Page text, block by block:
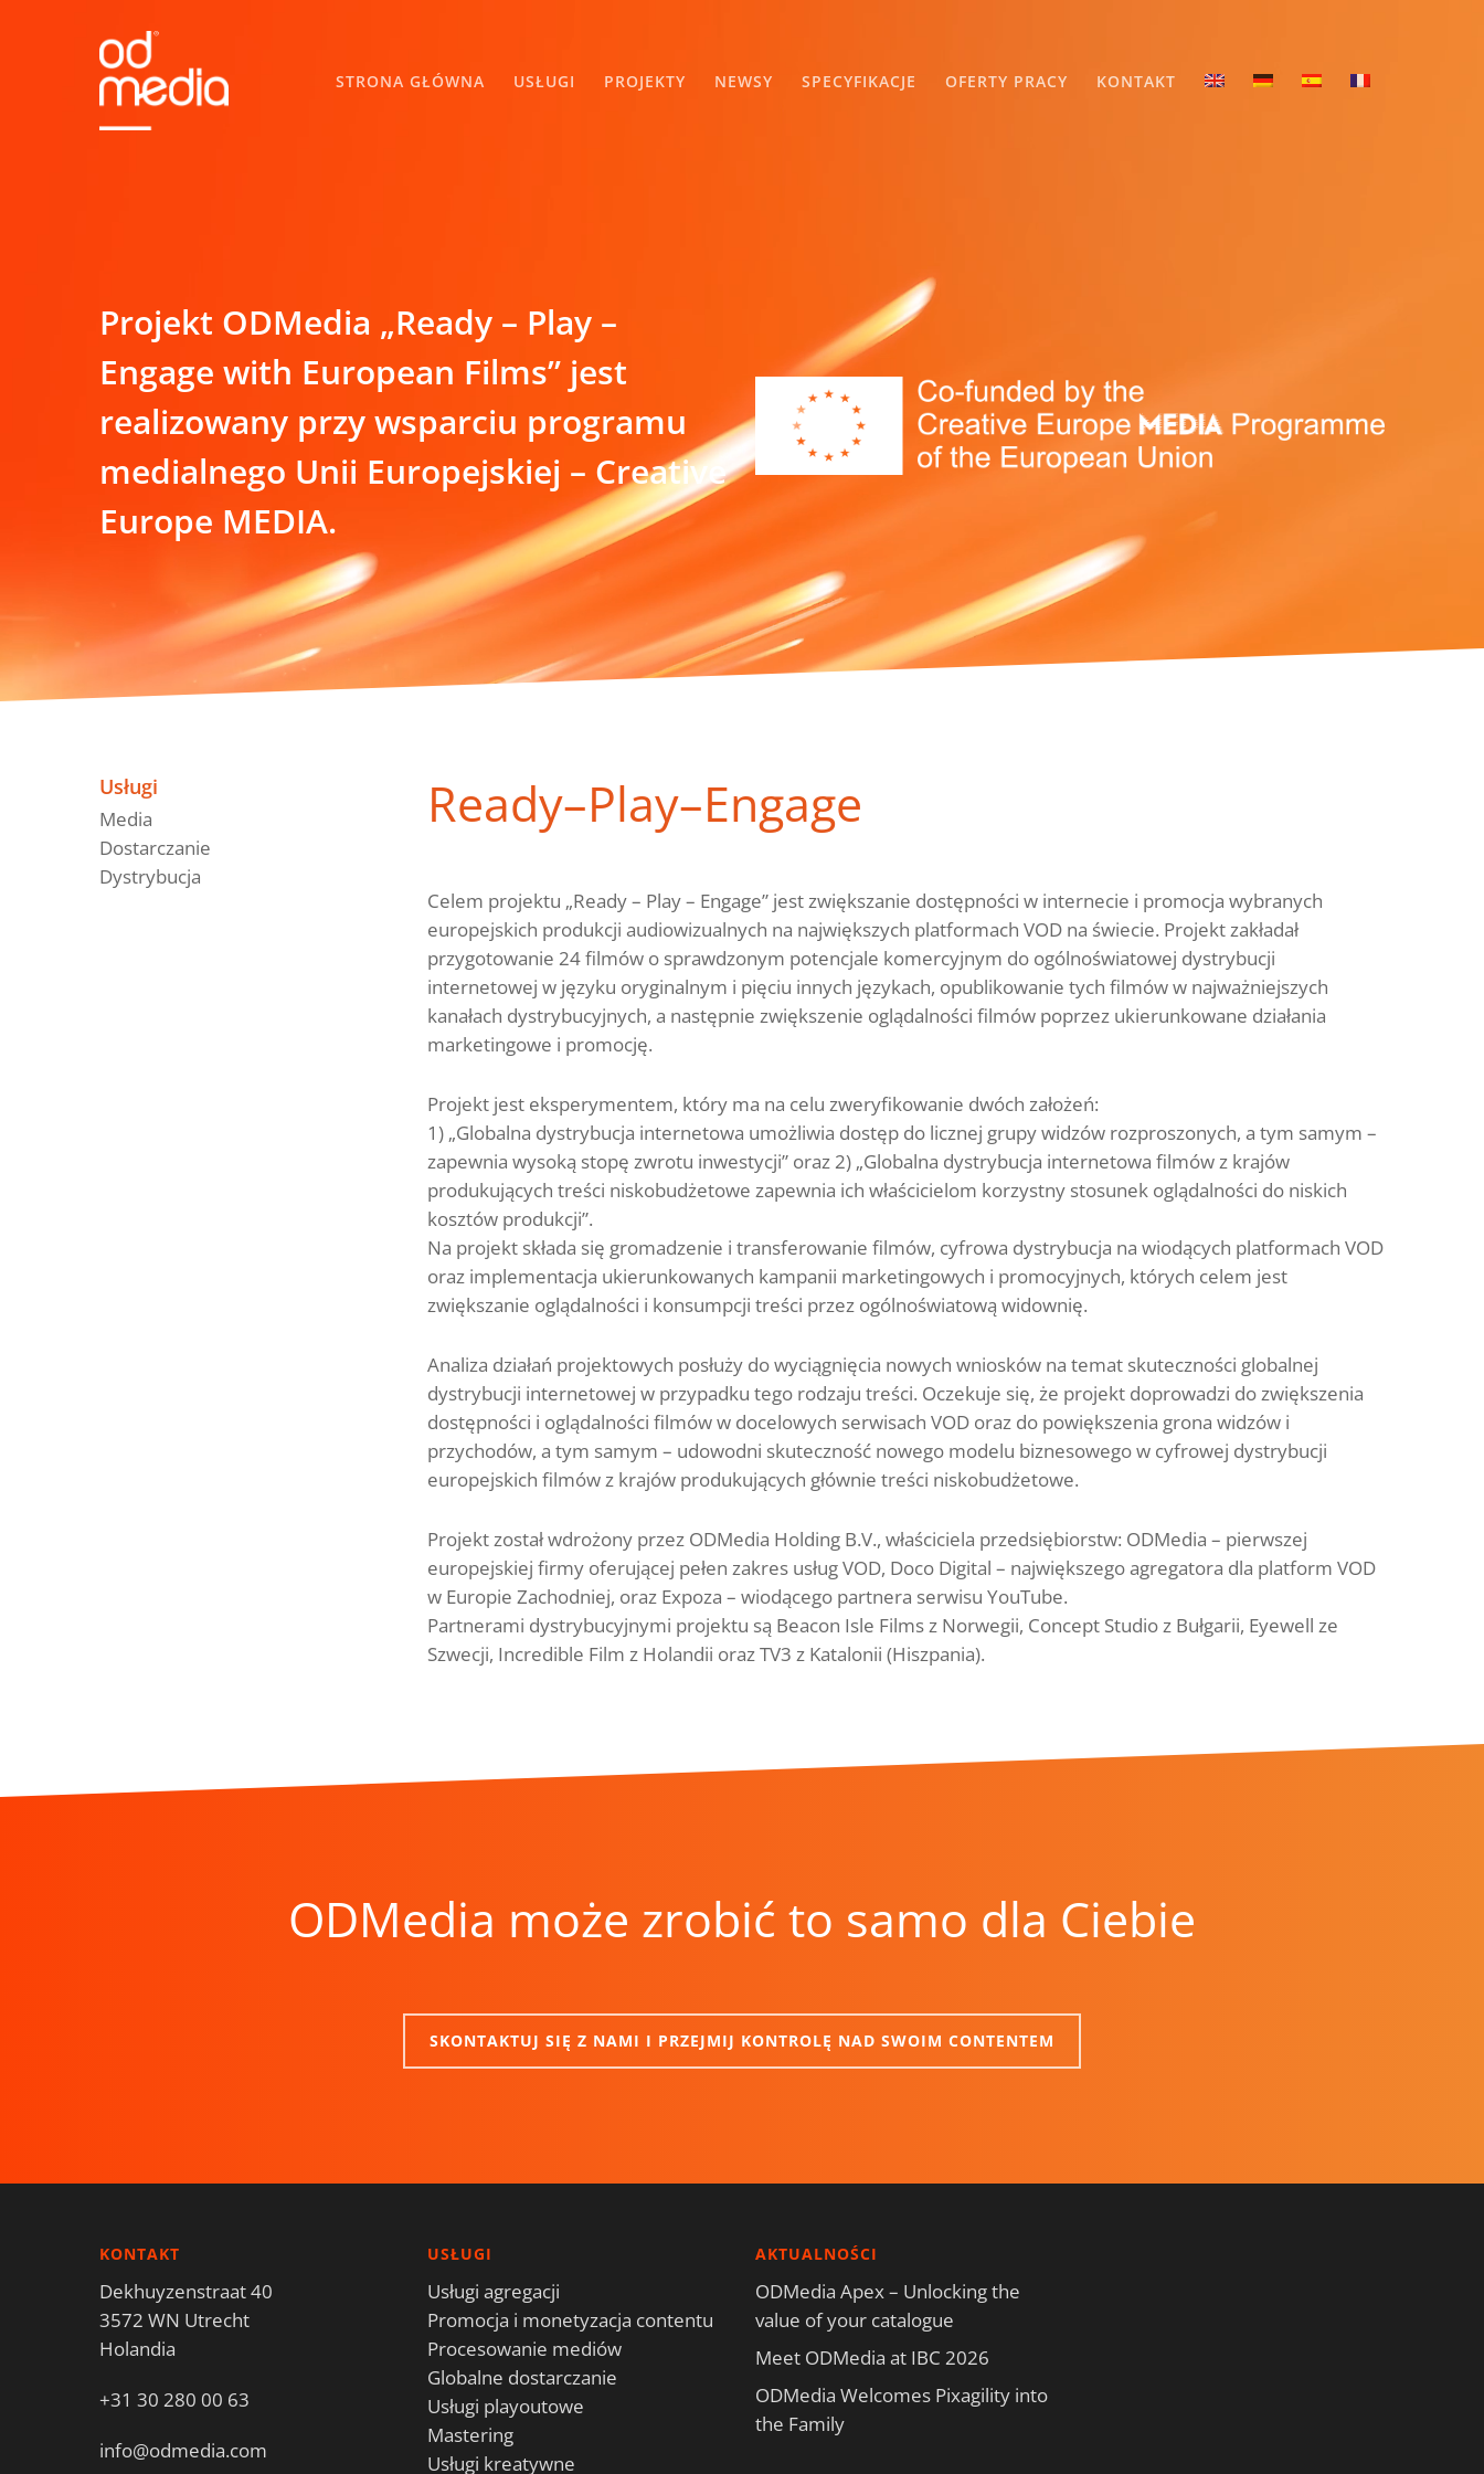
STRONA GŁÓWNA USŁUGI PROJEKTY NEWSY SPECYFIKACJE OFERTY PRACY KONTAKT
Projekt ODMedia „Ready – Play –
Engage with European Films” jest
realizowany przy wsparciu programu
medialnego Unii Europejskiej – Creative
Europe MEDIA.
Usługi
Media
Dostarczanie
Dystrybucja
Ready–Play–Engage
Celem projektu „Ready – Play – Engage” jest zwiększanie dostępności w internecie i promocja wybranych
europejskich produkcji audiowizualnych na największych platformach VOD na świecie. Projekt zakładał
przygotowanie 24 filmów o sprawdzonym potencjale komercyjnym do ogólnoświatowej dystrybucji
internetowej w języku oryginalnym i pięciu innych językach, opublikowanie tych filmów w najważniejszych
kanałach dystrybucyjnych, a następnie zwiększenie oglądalności filmów poprzez ukierunkowane działania
marketingowe i promocję.
Projekt jest eksperymentem, który ma na celu zweryfikowanie dwóch założeń:
1) „Globalna dystrybucja internetowa umożliwia dostęp do licznej grupy widzów rozproszonych, a tym samym –
zapewnia wysoką stopę zwrotu inwestycji” oraz 2) „Globalna dystrybucja internetowa filmów z krajów
produkujących treści niskobudżetowe zapewnia ich właścicielom korzystny stosunek oglądalności do niskich
kosztów produkcji”.
Na projekt składa się gromadzenie i transferowanie filmów, cyfrowa dystrybucja na wiodących platformach VOD
oraz implementacja ukierunkowanych kampanii marketingowych i promocyjnych, których celem jest
zwiększanie oglądalności i konsumpcji treści przez ogólnoświatową widownię.
Analiza działań projektowych posłuży do wyciągnięcia nowych wniosków na temat skuteczności globalnej
dystrybucji internetowej w przypadku tego rodzaju treści. Oczekuje się, że projekt doprowadzi do zwiększenia
dostępności i oglądalności filmów w docelowych serwisach VOD oraz do powiększenia grona widzów i
przychodów, a tym samym – udowodni skuteczność nowego modelu biznesowego w cyfrowej dystrybucji
europejskich filmów z krajów produkujących głównie treści niskobudżetowe.
Projekt został wdrożony przez ODMedia Holding B.V., właściciela przedsiębiorstw: ODMedia – pierwszej
europejskiej firmy oferującej pełen zakres usług VOD, Doco Digital – największego agregatora dla platform VOD
w Europie Zachodniej, oraz Expoza – wiodącego partnera serwisu YouTube.
Partnerami dystrybucyjnymi projektu są Beacon Isle Films z Norwegii, Concept Studio z Bułgarii, Eyewell ze
Szwecji, Incredible Film z Holandii oraz TV3 z Katalonii (Hiszpania).
ODMedia może zrobić to samo dla Ciebie
SKONTAKTUJ SIĘ Z NAMI I PRZEJMIJ KONTROLĘ NAD SWOIM CONTENTEM
KONTAKT
Dekhuyzenstraat 40
3572 WN Utrecht
Holandia
+31 30 280 00 63
info@odmedia.com
USŁUGI
Usługi agregacji
Promocja i monetyzacja contentu
Procesowanie mediów
Globalne dostarczanie
Usługi playoutowe
Mastering
Usługi kreatywne
AKTUALNOŚCI
ODMedia Apex – Unlocking the
value of your catalogue
Meet ODMedia at IBC 2026
ODMedia Welcomes Pixagility into
the Family